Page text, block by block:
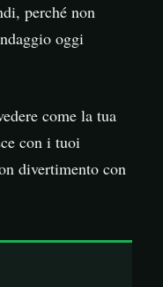
perché non
oggi
come la tua
con i tuoi
divertimento con